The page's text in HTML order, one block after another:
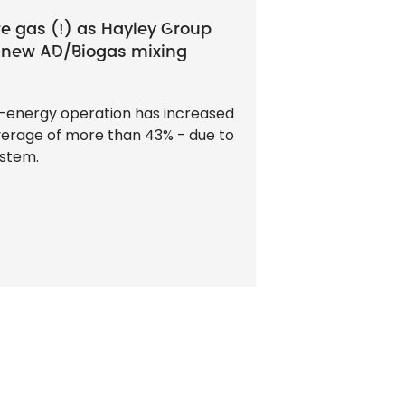
gas (!) as Hayley Group
AD/Biogas mixing
operation has increased
of more than 43% - due to